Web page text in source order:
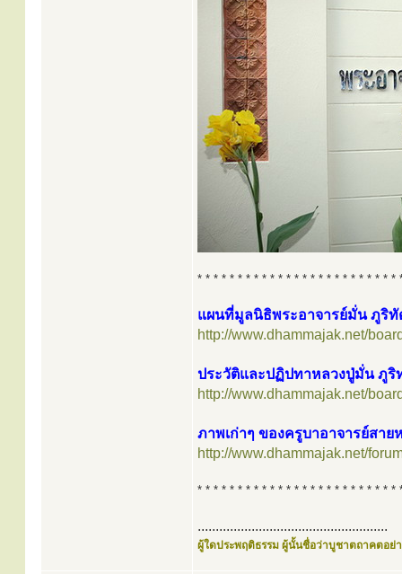
* * * * * * * * * * * * * * * * * * * * * * * * *
แผนที่มูลนิธิพระอาจารย์มั่น ภูริทั
http://www.dhammajak.net/
ประวัติและปฏิปทาหลวงปู่มั่น ภูริ
http://www.dhammajak.net/
ภาพเก่าๆ ของครูบาอาจารย์สา
http://www.dhammajak.net/
* * * * * * * * * * * * * * * * * * * * * * * * *
.....................................................
ผู้ใดประพฤติธรรม ผู้นั้นชื่อว่าบูชาตถาคตอย่า